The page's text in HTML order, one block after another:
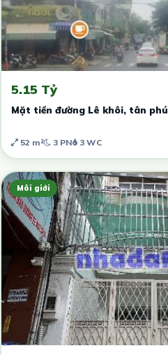
5.15 Tỷ
Mặt tiền đường Lê khôi, tân phú
52 m² 3 PN 3 WC
Môi giới